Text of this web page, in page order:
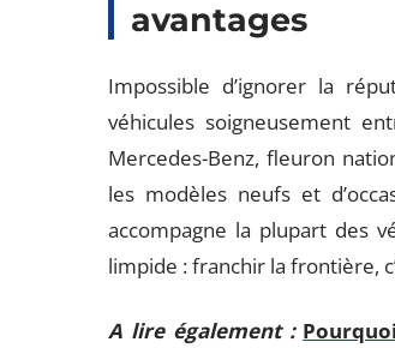
avantages
Impossible d’ignorer la
véhicules soigneusement
Mercedes-Benz, fleuron
les modèles neufs et
accompagne la plupart des
limpide : franchir la frontière,
A lire également :